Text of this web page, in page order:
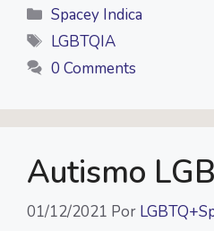
Categorias
Spacey Indica
Tags
LGBTQIA
0 Comments
Autismo
01/12/2021 Por